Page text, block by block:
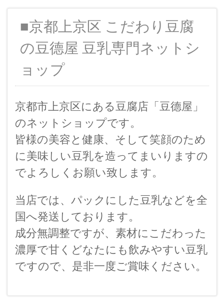
■京都上京区 こだわり豆腐
の豆德屋 豆乳専門ネットシ
ョップ
京都市上京区にある豆腐店「豆德屋」
のネットショップです。
皆様の美容と健康、そして笑顔のため
に美味しい豆乳を造ってまいりますの
でよろしくお願い致します。
当店では、パックにした豆乳などを全
国へ発送しております。
成分無調整ですが、素材にこだわった
濃厚で甘くどなたにも飲みやすい豆乳
ですので、是非一度ご賞味ください。